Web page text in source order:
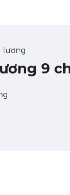
lương
9